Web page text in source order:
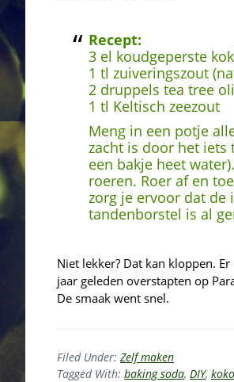
Recept:
3 el koudgeperste
1 tl zuiveringszout
2 druppels tea tree
1 tl Keltisch zeezout
Meng in een potje
zacht is door het iets
een bakje heet
roeren. Roer af en
zorg je ervoor dat de
tandenborstel is al
Niet lekker? Dat kan kloppen.
jaar geleden overstapten op
De smaak went snel.
Filed Under: Zelf maken
Tagged With: baking soda, DIY,